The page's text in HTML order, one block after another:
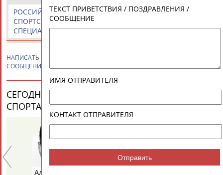
СПОРТИВНЫЕ
КОММЕНТАРИИ
РОССИЙСКИЕ
СПОРТИВНЫЕ
ОРГАНИЗАЦИИ
РОССИЙСКИЕ
СПОРТСМЕНЫ,
СПЕЦИАЛИСТЫ
НАПИСАТЬ
СООБЩЕНИЕ
СЕГОДНЯ ДЕНЬ РОЖДЕНИЯ У ПЕРСОН ИЗ МИРА
СПОРТА (33 ПЕРСОНАЛИЙ)
ВЕСЬ СПИСОК
Александр
ТЕКСТ ПРИВЕТСТВИЯ / ПОЗДРАВЛЕНИЯ /
СООБЩЕНИЕ
ИМЯ ОТПРАВИТЕЛЯ
КОНТАКТ ОТПРАВИТЕЛЯ
Отправить